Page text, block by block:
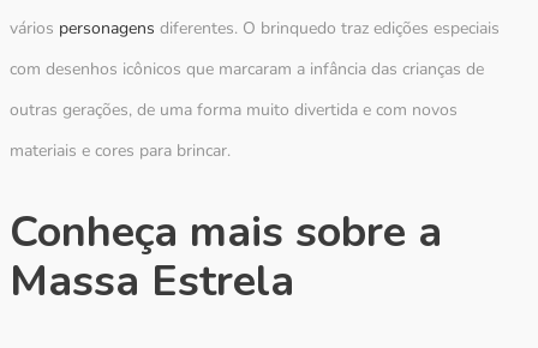
vários personagens diferentes. O brinquedo traz edições especiais
com desenhos icônicos que marcaram a infância das crianças de
outras gerações, de uma forma muito divertida e com novos
materiais e cores para brincar.
Conheça mais sobre a
Massa Estrela